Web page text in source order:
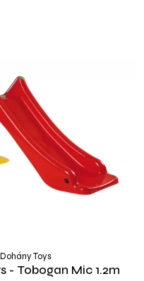
Dohány Toys
- Tobogan Mic 1.2m